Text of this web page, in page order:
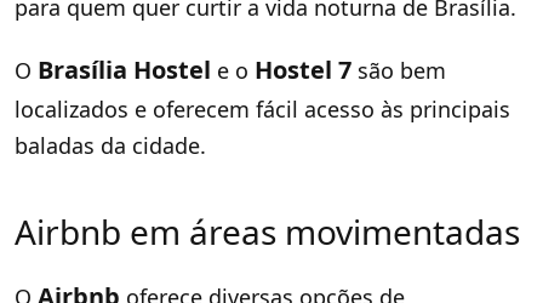
para quem quer curtir a vida noturna de Brasília.
O Brasília Hostel e o Hostel 7 são bem
localizados e oferecem fácil acesso às principais
baladas da cidade.
Airbnb em áreas movimentadas